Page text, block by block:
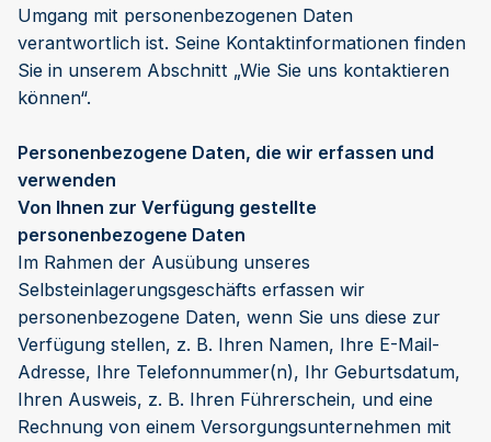
Umgang mit personenbezogenen Daten
verantwortlich ist. Seine Kontaktinformationen finden
Sie in unserem Abschnitt „Wie Sie uns kontaktieren
können“.
Personenbezogene Daten, die wir erfassen und
verwenden
Von Ihnen zur Verfügung gestellte
personenbezogene Daten
Im Rahmen der Ausübung unseres
Selbsteinlagerungsgeschäfts erfassen wir
personenbezogene Daten, wenn Sie uns diese zur
Verfügung stellen, z. B. Ihren Namen, Ihre E-Mail-
Adresse, Ihre Telefonnummer(n), Ihr Geburtsdatum,
Ihren Ausweis, z. B. Ihren Führerschein, und eine
Rechnung von einem Versorgungsunternehmen mit